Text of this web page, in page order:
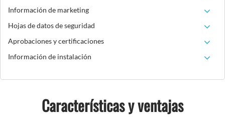
Información de marketing
Hojas de datos de seguridad
Aprobaciones y certificaciones
Información de instalación
Características y ventajas